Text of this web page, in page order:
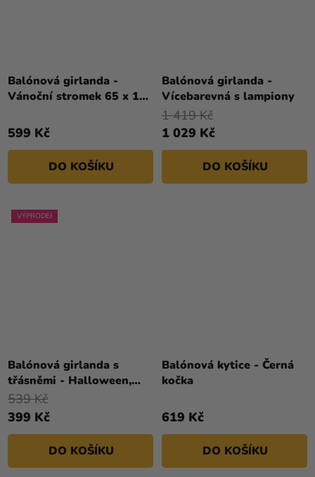
Balónová girlanda -
Vánoční stromek 65 x 161
599 Kč
DO KOŠÍKU
Balónová girlanda -
Vícebarevná s lampiony
1 029 Kč
1 419 Kč
DO KOŠÍKU
VÝPRODEJ
Balónová girlanda s
třásněmi - Halloween,
netopýři
399 Kč
539 Kč
DO KOŠÍKU
Balónová kytice - Černá
kočka
619 Kč
DO KOŠÍKU